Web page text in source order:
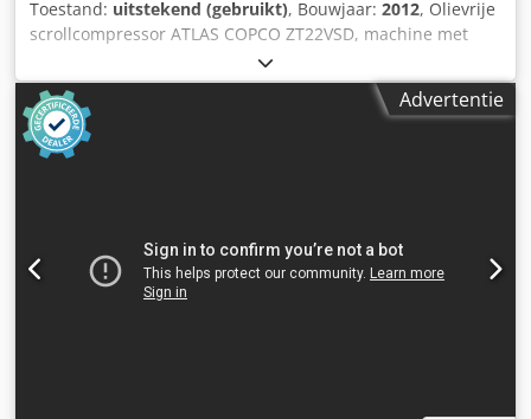
Toestand: uitstekend (gebruikt), Bouwjaar: 2012, Olievrije
scrollcompressor ATLAS COPCO ZT22VSD, machine met
frequentieomvormer Technische gegevens: capaciteit: 3,38
m3/min; motorvermogen: 22 kW; druk: 10 bar; bouwjaar:
2012 urenstand: 13486 uur Service gegarandeerd 31500
PLN netto 38745 PLN bruto Cjdpfx Aszb Ia Hsa Tsrf Service
gegarandeerd
Advertentie